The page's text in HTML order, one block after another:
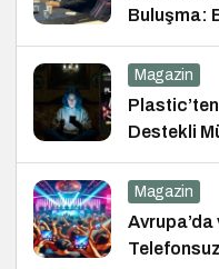
Buluşma:
ve Hukuk
Magazin
Destekli
Magazin
Avrupa’da